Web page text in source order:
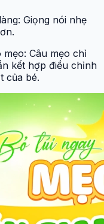
Giọng nói nhẹ
Câu mẹo chỉ
kết hợp điều chỉnh
của bé.